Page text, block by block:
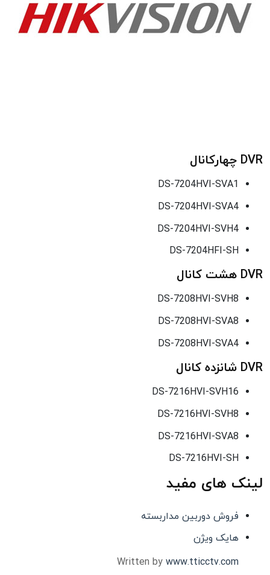
DVR چهارکانال
DS-7204HVI-SVA1
DS-7204HVI-SVA4
DS-7204HVI-SVH4
DS-7204HFI-SH
DVR هشت کانال
DS-7208HVI-SVH8
DS-7208HVI-SVA8
DS-7208HVI-SVA4
DVR شانزده کانال
DS-7216HVI-SVH16
DS-7216HVI-SVH8
DS-7216HVI-SVA8
DS-7216HVI-SH
لینک های مفید
فروش دوربین مداربسته
هایک ویژن
Written by www.tticctv.com